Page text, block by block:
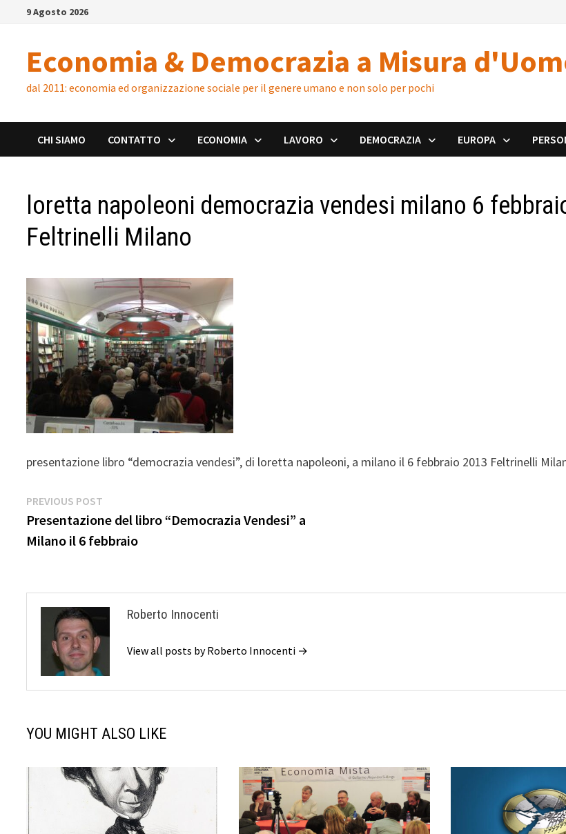
9 Agosto 2026
Economia & Democrazia a Misura
dal 2011: economia ed organizzazione sociale per il genere umano e non solo per pochi
CHI SIAMO CONTATTO ECONOMIA LAVORO DEMOCRAZIA EUROPA
loretta napoleoni democrazia vendesi milano 6
Feltrinelli Milano
presentazione libro “democrazia vendesi”, di loretta napoleoni, a milano il 6 febbraio 2013 Feltrinelli
Navigazione
articoli
PREVIOUS POST
post:
Presentazione del libro “Democrazia Vendesi” a
Milano il 6 febbraio
Roberto Innocenti
View all posts by Roberto Innocenti →
YOU MIGHT ALSO LIKE